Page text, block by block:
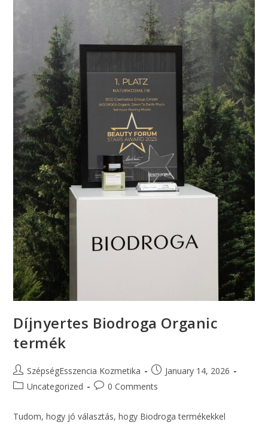
Díjnyertes Biodroga Organic
termék
SzépségEsszencia Kozmetika
January 14, 2026
Uncategorized
0 Comments
Tudom, hogy jó választás, hogy Biodroga termékekkel